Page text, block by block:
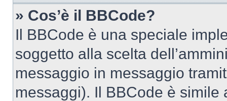
» Cos’è il BBCode?
Il BBCode è una speciale
soggetto alla scelta
messaggio in messaggio
messaggi). Il BBCode è simile